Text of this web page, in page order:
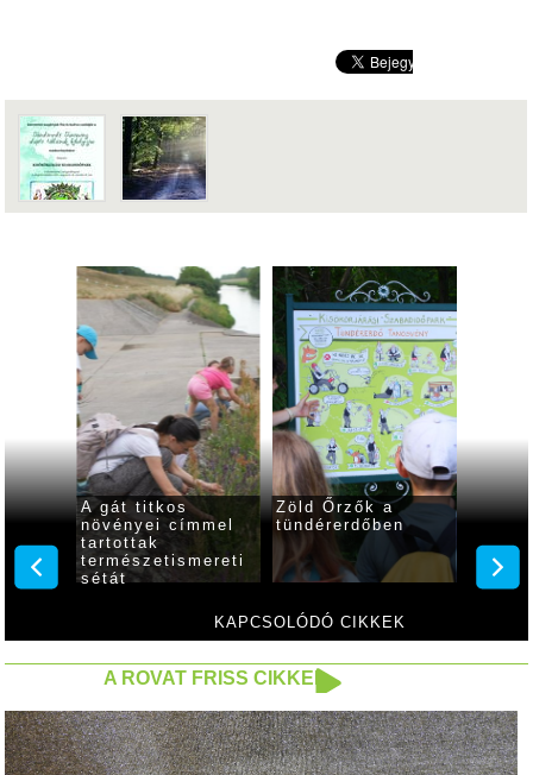
KAPCSOLÓDÓ CIKKEK
a
A gát titkos
növényei címmel
tartottak
természetismereti
sétát
Zöld Őrzők a
tündérerdőben
Iván
A ROVAT FRISS CIKKEI